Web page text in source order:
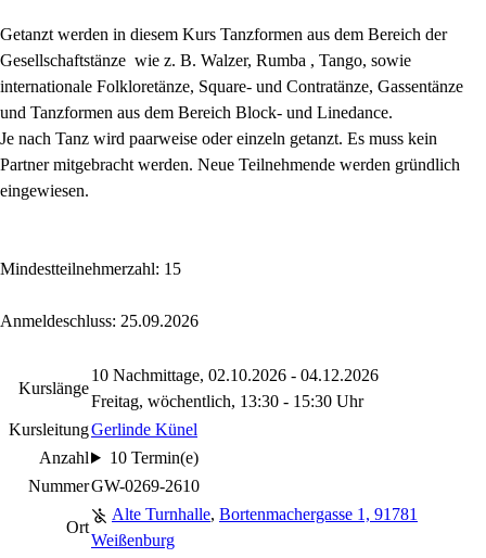
Getanzt werden in diesem Kurs Tanzformen aus dem Bereich der
Gesellschaftstänze wie z. B. Walzer, Rumba , Tango, sowie
internationale Folkloretänze, Square- und Contratänze, Gassentänze
und Tanzformen aus dem Bereich Block- und Linedance.
Je nach Tanz wird paarweise oder einzeln getanzt. Es muss kein
Partner mitgebracht werden. Neue Teilnehmende werden gründlich
eingewiesen.
Mindestteilnehmerzahl: 15
Anmeldeschluss: 25.09.2026
Kurslänge
10 Nachmittage, 02.10.2026 - 04.12.2026
Freitag, wöchentlich, 13:30 - 15:30 Uhr
KursleitungGerlinde Künel
Anzahl
10 Termin(e)
NummerGW-0269-2610
Ort
Alte Turnhalle, Bortenmachergasse 1, 91781
Weißenburg